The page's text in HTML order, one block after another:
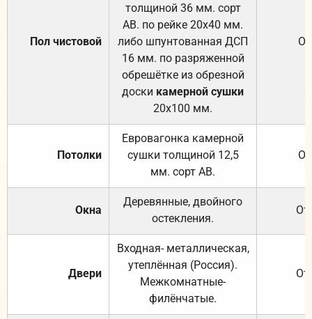
Пол чистовой
толщиной 36 мм. сорт
АВ. по рейке 20х40 мм.
либо шпунтованная ДСП
16 мм. по разряженной
обрешётке из обрезной
доски камерной сушки
20х100 мм.
Потолки
Евровагонка камерной
сушки толщиной 12,5
мм. сорт АВ.
Окна
Деревянные, двойного
остекления.
Двери
Входная- металлическая,
утеплённая (Россия).
Межкомнатные-
филёнчатые.